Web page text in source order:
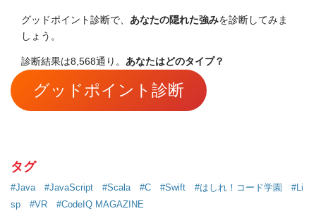
グッドポイント診断で、 あなたの隠れた強みを診断してみま
しょう。
診断結果は8,568通り。 あなたはどのタイプ？
グッドポイント診断
タグ
#Java #JavaScript #Scala #C #Swift #はしれ！コード学園
#Li
sp
#VR #CodeIQ MAGAZINE